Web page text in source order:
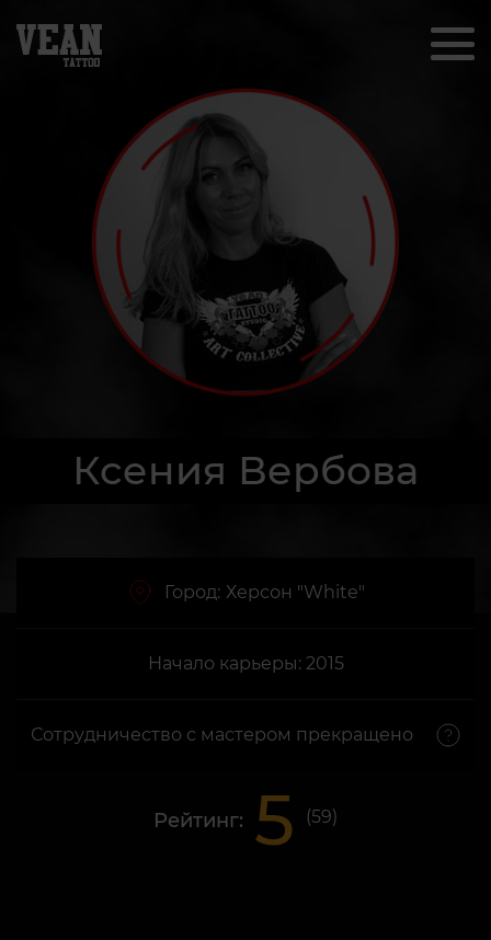
Ксения Вербова
Город: Херсон "White"
Начало карьеры: 2015
Сотрудничество с мастером прекращено
Рейтинг: 5 (59)